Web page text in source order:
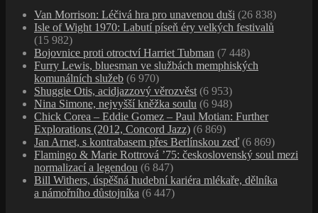
Van Morrison: Léčivá hra pro unavenou duši (26 838)
Isle of Wight 1970: Labutí píseň éry velkých festivalů
(15 982)
Bojovnice proti otroctví Harriet Tubman (7 448)
Furry Lewis, bluesman ve službách memphiských
komunálních služeb (6 970)
Shuggie Otis, acidjazzový věrozvěst (6 953)
Nina Simone, nejvyšší kněžka soulu (6 948)
Chick Corea – Eddie Gomez – Paul Motian: Further
Explorations (2012, Concord Jazz) (6 869)
Jan Arnet, s kontrabasem přes Berlínskou zeď (6 869)
Flamingo & Marie Rottrová ’75: československý soul mezi
normalizací a legendou (6 847)
Bill Withers, úspěšná hudební kariéra mlékaře, dělníka
a námořního důstojníka (6 447)